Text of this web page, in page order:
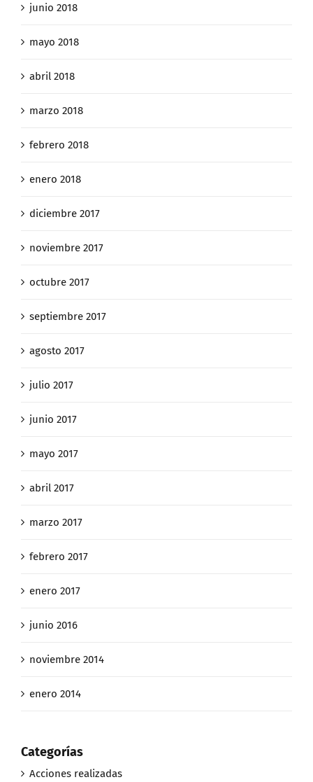
junio 2018
mayo 2018
abril 2018
marzo 2018
febrero 2018
enero 2018
diciembre 2017
noviembre 2017
octubre 2017
septiembre 2017
agosto 2017
julio 2017
junio 2017
mayo 2017
abril 2017
marzo 2017
febrero 2017
enero 2017
junio 2016
noviembre 2014
enero 2014
Categorías
Acciones realizadas